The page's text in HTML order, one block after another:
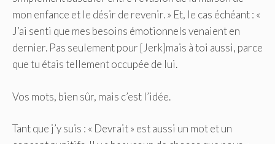
mon enfance et le désir de revenir. » Et, le cas échéant : «
J’ai senti que mes besoins émotionnels venaient en
dernier. Pas seulement pour [Jerk]mais à toi aussi, parce
que tu étais tellement occupée de lui.
Vos mots, bien sûr, mais c’est l’idée.
Tant que j’y suis : « Devrait » est aussi un mot et un